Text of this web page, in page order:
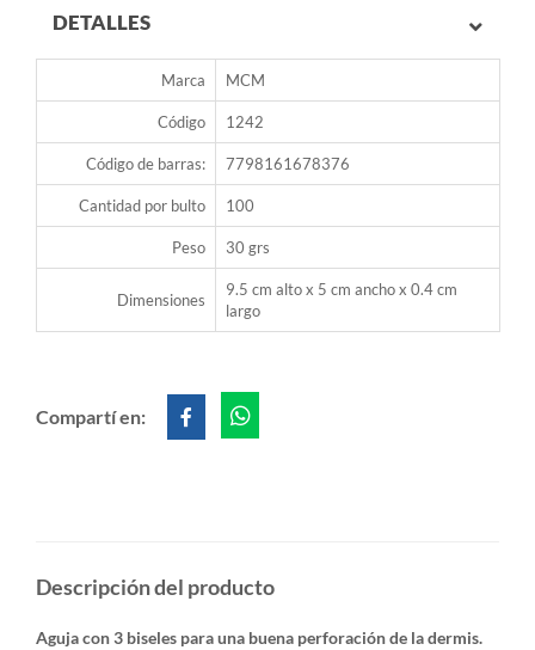
DETALLES
Marca MCM
Código 1242
Código de barras: 7798161678376
Cantidad por bulto 100
Peso 30 grs
Dimensiones
9.5 cm alto x 5 cm ancho x 0.4 cm
largo
Compartí en:
Descripción del producto
Aguja con 3 biseles para una buena perforación de la dermis.